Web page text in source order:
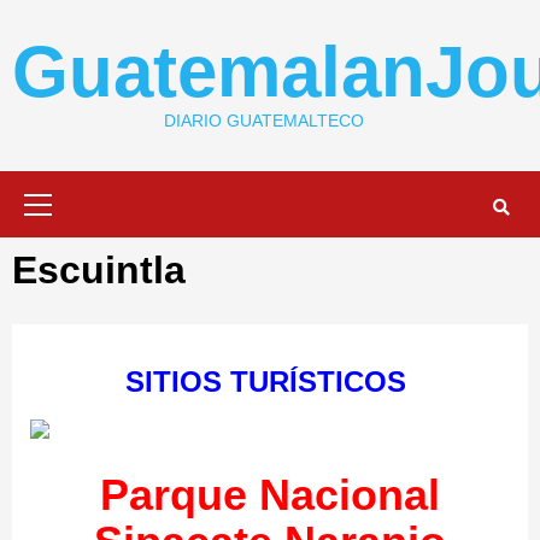
content
DIARIO GUATEMALTECO
Escuintla
SITIOS TURÍSTICOS
Parque Nacional